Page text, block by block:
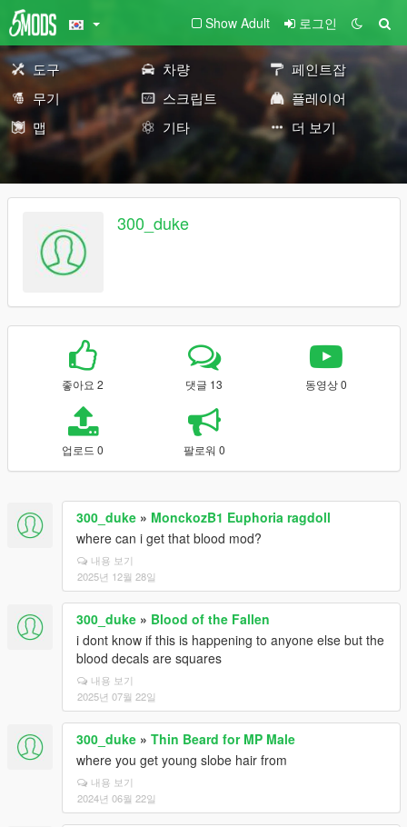
Show Adult 로그인
도구 차량
페인트잡
무기
스크립트
플레이어
맵
기타 더 보기
300_duke
좋아요 2 댓글 13 동영상 0
업로드 0 팔로워 0
300_duke » MonckozB1 Euphoria ragdoll
where can i get that blood mod?
내용 보기
2025년 12월 28일
300_duke » Blood of the Fallen
i dont know if this is happening to anyone else but the
blood decals are squares
내용 보기
2025년 07월 22일
300_duke » Thin Beard for MP Male
where you get young slobe hair from
내용 보기
2024년 06월 22일